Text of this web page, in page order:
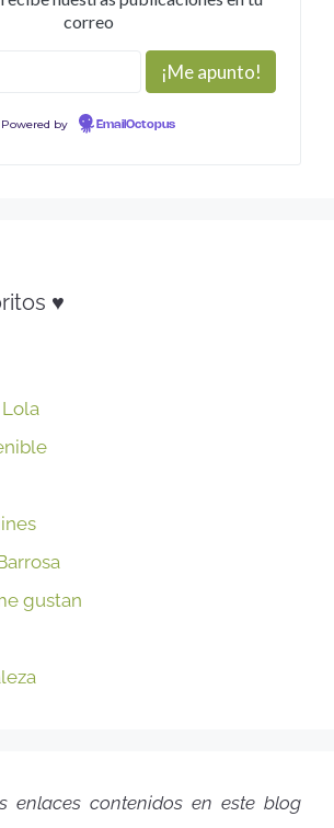
correo
Powered by EmailOctopus
♥
gustan
enlaces contenidos en este blog